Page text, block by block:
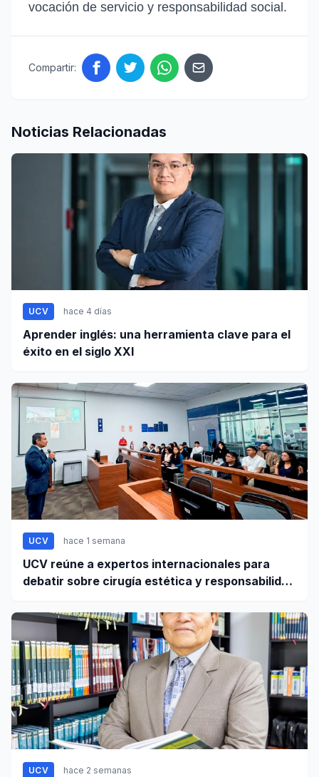
vocación de servicio y responsabilidad social.
Compartir:
Noticias Relacionadas
UCV hace 4 días
Aprender inglés: una herramienta clave para el
éxito en el siglo XXI
UCV hace 1 semana
UCV reúne a expertos internacionales para
debatir sobre cirugía estética y responsabilidad
UCV hace 2 semanas